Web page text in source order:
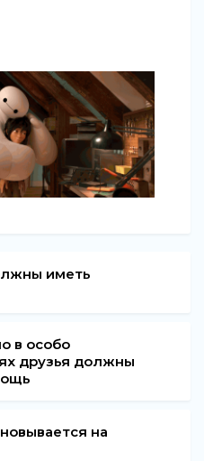
иметь
в особо
друзья должны
на